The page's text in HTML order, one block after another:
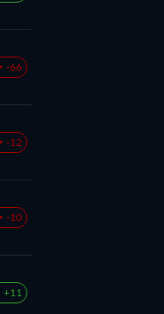
-66
-12
-10
+11